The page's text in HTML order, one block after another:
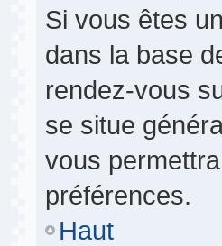
Si vous êtes
dans la base
rendez-vous
se situe
vous
préférences.
Haut